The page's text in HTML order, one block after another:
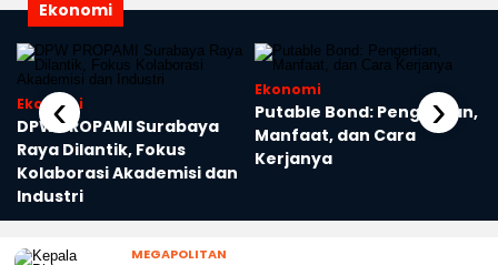
Ekonomi
Ekonomi
DPW PROPAMI Surabaya
Raya Dilantik, Fokus
Kolaborasi Akademisi dan
Industri
Ekonomi
Putable Bond: Pengertian,
Manfaat, dan Cara
Kerjanya
‹ ›
MEGAPOLITAN